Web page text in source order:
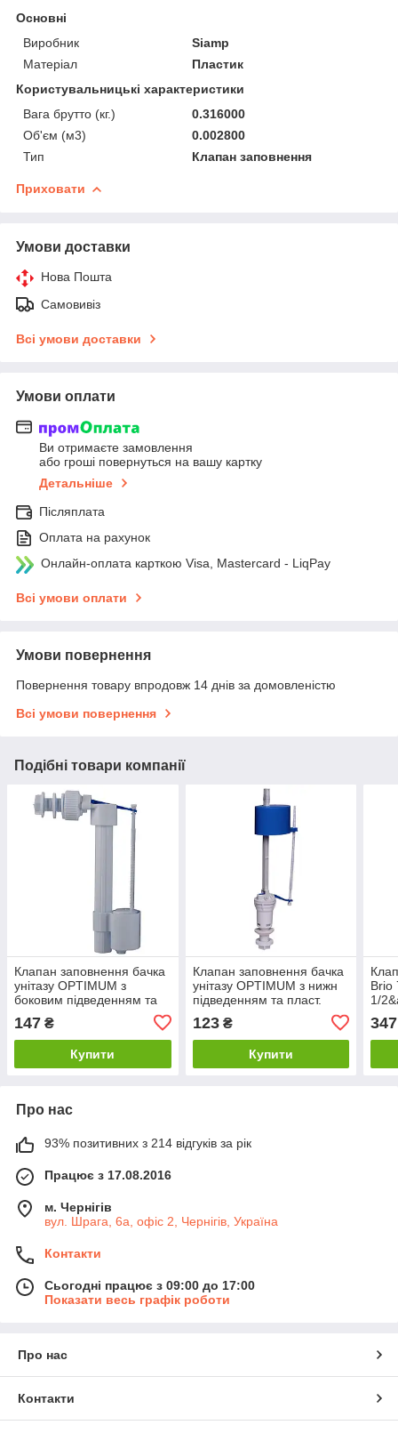
Основні
Виробник
Siamp
Матеріал
Пластик
Користувальницькі характеристики
Вага брутто (кг.)
0.316000
Об'єм (м3)
0.002800
Тип
Клапан заповнення
Приховати
Умови доставки
Нова Пошта
Самовивіз
Всі умови доставки
Умови оплати
Ви отримаєте замовлення
або гроші повернуться на вашу картку
Детальніше
Післяплата
Оплата на рахунок
Онлайн-оплата карткою Visa, Mastercard - LiqPay
Всі умови оплати
Умови повернення
Повернення товару впродовж 14 днів за домовленістю
Всі умови повернення
Подібні товари компанії
Клапан заповнення бачка
унітазу OPTIMUM з
боковим підведенням та
пластик. різьбою1/2″ OPTI
0207
147 ₴
Купити
Клапан заповнення бачка
унітазу OPTIMUM з нижн
підведенням та пласт.
123₴
Купити
Brio
1/
347
Про нас
93% позитивних з 214 відгуків за рік
Працює з 17.08.2016
м. Чернігів
вул. Шрага, 6а, офіс 2, Чернігів, Україна
Контакти
Сьогодні працює з 09:00 до 17:00
Показати весь графік роботи
Про нас
Контакти